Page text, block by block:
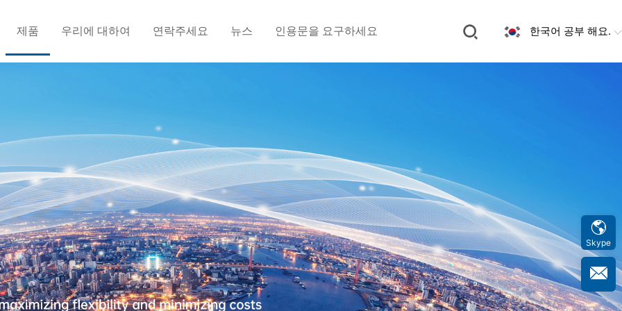
한국어 공부 해요.
제품 우리에 대하여 연락주세요 뉴스 인용문을 요구하세요
Skype